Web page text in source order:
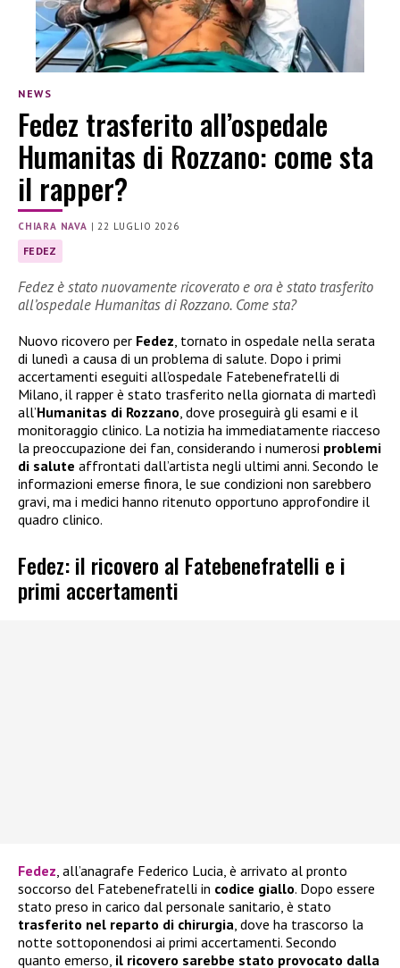
NEWS
Fedez trasferito all’ospedale
Humanitas di Rozzano: come sta
il rapper?
CHIARA NAVA |22 LUGLIO 2026
FEDEZ
Fedez è stato nuovamente ricoverato e ora è stato trasferito
all’ospedale Humanitas di Rozzano. Come sta?
Nuovo ricovero per Fedez, tornato in ospedale nella serata
di lunedì a causa di un problema di salute. Dopo i primi
accertamenti eseguiti all’ospedale Fatebenefratelli di
Milano, il rapper è stato trasferito nella giornata di martedì
all’Humanitas di Rozzano, dove proseguirà gli esami e il
monitoraggio clinico. La notizia ha immediatamente riacceso
la preoccupazione dei fan, considerando i numerosi problemi
di salute affrontati dall’artista negli ultimi anni. Secondo le
informazioni emerse finora, le sue condizioni non sarebbero
gravi, ma i medici hanno ritenuto opportuno approfondire il
quadro clinico.
Fedez: il ricovero al Fatebenefratelli e i
primi accertamenti
Fedez , all’anagrafe Federico Lucia, è arrivato al pronto
soccorso del Fatebenefratelli in codice giallo. Dopo essere
stato preso in carico dal personale sanitario, è stato
trasferito nel reparto di chirurgia , dove ha trascorso la
notte sottoponendosi ai primi accertamenti. Secondo
quanto emerso, il ricovero sarebbe stato provocato dalla